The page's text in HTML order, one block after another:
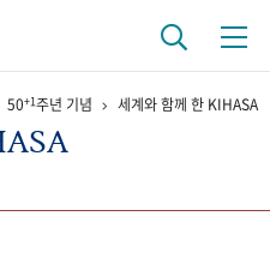
기관장
50+1주년 기념 세계와 함께 한 KIHASA